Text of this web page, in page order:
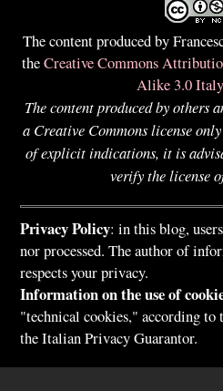
The content produced by
theCreative Commons
Alike 3.0 Italy
The content produced by others
a Creative Commons license
of explicit indications, it is
verify the license
Privacy Policy: in this blog,
nor processed. The author of
respects your privacy.
Information on the use of
"technical cookies," according to
the Italian Privacy Guarantor.